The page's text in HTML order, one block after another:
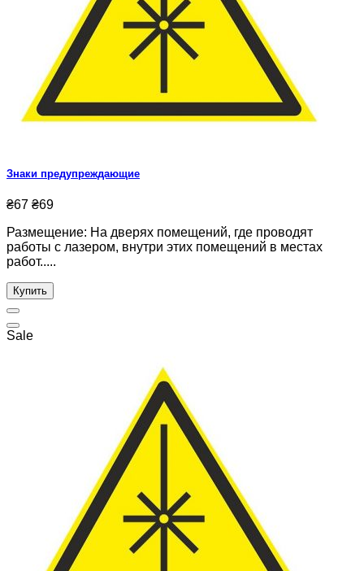
Знаки предупреждающие
₴67 ₴69
Размещение: На дверях помещений, где проводят
работы с лазером, внутри этих помещений в местах
работ.....
Купить
Sale